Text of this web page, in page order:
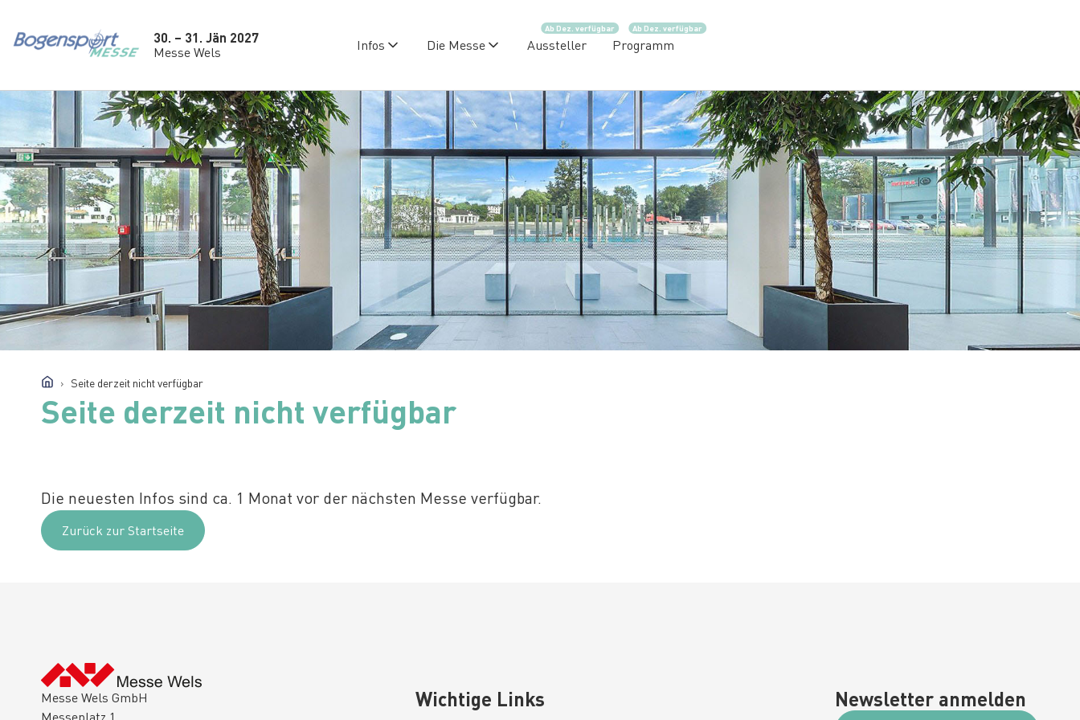
30. – 31. Jän 2027
Messe Wels Infos Die Messe Aussteller
Ab Dez. verfügbar
Programm
Ab Dez. verfügbar
Seite derzeit nicht verfügbar
Seite derzeit nicht verfügbar
Die neuesten Infos sind ca. 1 Monat vor der nächsten Messe verfügbar.
Zurück zur Startseite
Messe Wels GmbH
Messeplatz 1
Wichtige Links Newsletter anmelden